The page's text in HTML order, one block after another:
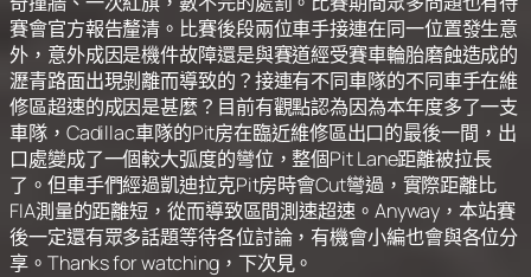
賽會官方報告釐清。比賽後段兩位車手接連在同一位置發生意
外，意外成因是機件故障還是與賽道經受賽車輪胎磨蝕造成的
瀝青路面出現剝離而導致的？接連有不同車隊的不同車手在維
修區超速的成因是甚麼？目前有觀點認為因為本年度多了一支
車隊，Cadillac車隊的Pit房在臨近維修區出口的最後一間，出
口處變成了一個較大弧度的彎位，整個Pit Lane距離被拉長
了。但車手們經過凱迪拉克Pit房時會Cut彎過，實際距離比
FIA測量的距離短，從而導致區間測速超速。Anyway，本站賽
後一定還有眾多話題等待各位討論，有機會小編也會與各位分
享。Thanks for watching，下次見。